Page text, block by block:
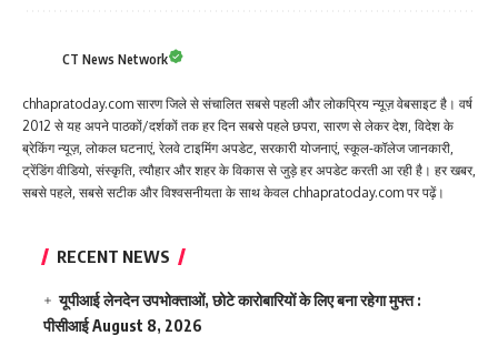
CT News Network
chhapratoday.com सारण जिले से संचालित सबसे पहली और लोकप्रिय न्यूज़ वेबसाइट है। वर्ष
2012 से यह अपने पाठकों/दर्शकों तक हर दिन सबसे पहले छपरा, सारण से लेकर देश, विदेश के
ब्रेकिंग न्यूज़, लोकल घटनाएं, रेलवे टाइमिंग अपडेट, सरकारी योजनाएं, स्कूल-कॉलेज जानकारी,
ट्रेंडिंग वीडियो, संस्कृति, त्यौहार और शहर के विकास से जुड़े हर अपडेट करती आ रही है। हर खबर,
सबसे पहले, सबसे सटीक और विश्वसनीयता के साथ केवल chhapratoday.com पर पढ़ें।
RECENT NEWS
यूपीआई लेनदेन उपभोक्ताओं, छोटे कारोबारियों के लिए बना रहेगा मुफ्त :
पीसीआईAugust 8, 2026